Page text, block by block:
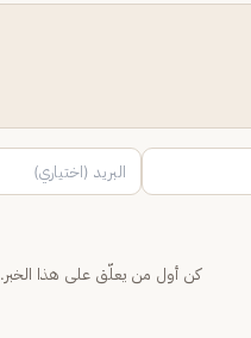
كن أول من يعلّق على هذا الخبر.